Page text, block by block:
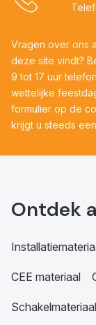
Vragen over ons
deze site vindt?
9 tot 17 uur
wettelijke
formulier op de
krijgt u steeds
Ontdek
CEE materiaal
Schakelmateriaal